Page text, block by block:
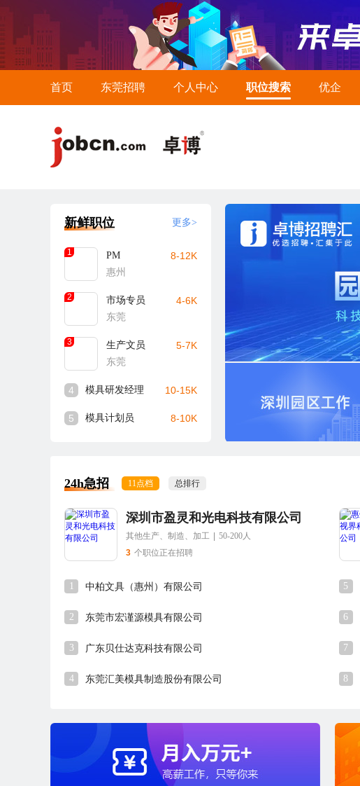
首页 东莞招聘 个人中心 职位搜索 优企
新鲜职位 更多>
1
PM
惠州
8-12K
2
市场专员
东莞
4-6K
3
生产文员
东莞
5-7K
4 模具研发经理 10-15K
5 模具计划员 8-10K
24h急招 11点档 总排行
深圳市盈灵和光电科技有限公司
其他生产、制造、加工
50-200人
3 个职位正在招聘
1 中柏文具（惠州）有限公司
2 东莞市宏谨源模具有限公司
3 广东贝仕达克科技有限公司
4 东莞汇美模具制造股份有限公司
5
6
7
8